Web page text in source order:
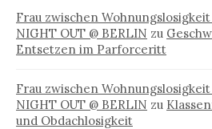
Frau zwischen
NIGHT OUT @ BERLIN zu
Entsetzen im Parforceritt
Frau zwischen
NIGHT OUT @ BERLIN zu
und Obdachlosigkeit